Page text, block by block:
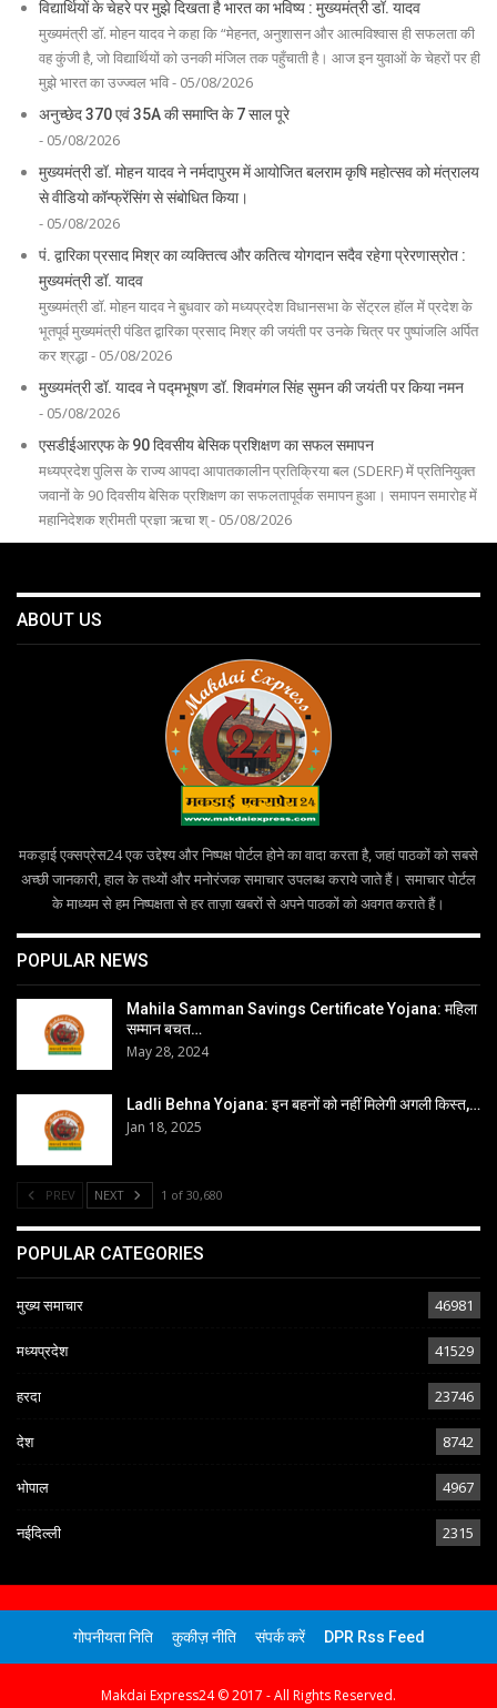
विद्यार्थियों के चेहरे पर मुझे दिखता है भारत का भविष्य : मुख्यमंत्री डॉ. यादव
मुख्यमंत्री डॉ. मोहन यादव ने कहा कि “मेहनत, अनुशासन और आत्मविश्वास ही सफलता की
वह कुंजी है, जो विद्यार्थियों को उनकी मंजिल तक पहुँचाती है। आज इन युवाओं के चेहरों पर ही
मुझे भारत का उज्ज्वल भवि - 05/08/2026
अनुच्छेद 370 एवं 35A की समाप्ति के 7 साल पूरे
- 05/08/2026
मुख्यमंत्री डॉ. मोहन यादव ने नर्मदापुरम में आयोजित बलराम कृषि महोत्सव को मंत्रालय
से वीडियो कॉन्फ्रेंसिंग से संबोधित किया।
- 05/08/2026
पं. द्वारिका प्रसाद मिश्र का व्यक्तित्व और कतित्व योगदान सदैव रहेगा प्रेरणास्रोत :
मुख्यमंत्री डॉ. यादव
मुख्यमंत्री डॉ. मोहन यादव ने बुधवार को मध्यप्रदेश विधानसभा के सेंट्रल हॉल में प्रदेश के
भूतपूर्व मुख्यमंत्री पंडित द्वारिका प्रसाद मिश्र की जयंती पर उनके चित्र पर पुष्पांजलि अर्पित
कर श्रद्धा - 05/08/2026
मुख्यमंत्री डॉ. यादव ने पद्मभूषण डॉ. शिवमंगल सिंह सुमन की जयंती पर किया नमन
- 05/08/2026
एसडीईआरएफ के 90 दिवसीय बेसिक प्रशिक्षण का सफल समापन
मध्यप्रदेश पुलिस के राज्य आपदा आपातकालीन प्रतिक्रिया बल (SDERF) में प्रतिनियुक्त
जवानों के 90 दिवसीय बेसिक प्रशिक्षण का सफलतापूर्वक समापन हुआ। समापन समारोह में
महानिदेशक श्रीमती प्रज्ञा ऋचा श् - 05/08/2026
ABOUT US
मकड़ाई एक्सप्रेस24 एक उद्देश्य और निष्पक्ष पोर्टल होने का वादा करता है, जहां पाठकों को सबसे
अच्छी जानकारी, हाल के तथ्यों और मनोरंजक समाचार उपलब्ध कराये जाते हैं। समाचार पोर्टल
के माध्यम से हम निष्पक्षता से हर ताज़ा खबरों से अपने पाठकों को अवगत कराते हैं।
POPULAR NEWS
Mahila Samman Savings Certificate Yojana: महिला
सम्मान बचत…
May 28, 2024
Ladli Behna Yojana: इन बहनों को नहीं मिलेगी अगली किस्त,…
Jan 18, 2025
PREV NEXT 1 of 30,680
POPULAR CATEGORIES
मुख्य समाचार 46981
मध्यप्रदेश 41529
हरदा 23746
देश 8742
भोपाल 4967
नईदिल्ली 2315
गोपनीयता निति कुकीज़ नीति संपर्क करें DPR Rss Feed
Makdai Express24 © 2017 - All Rights Reserved.